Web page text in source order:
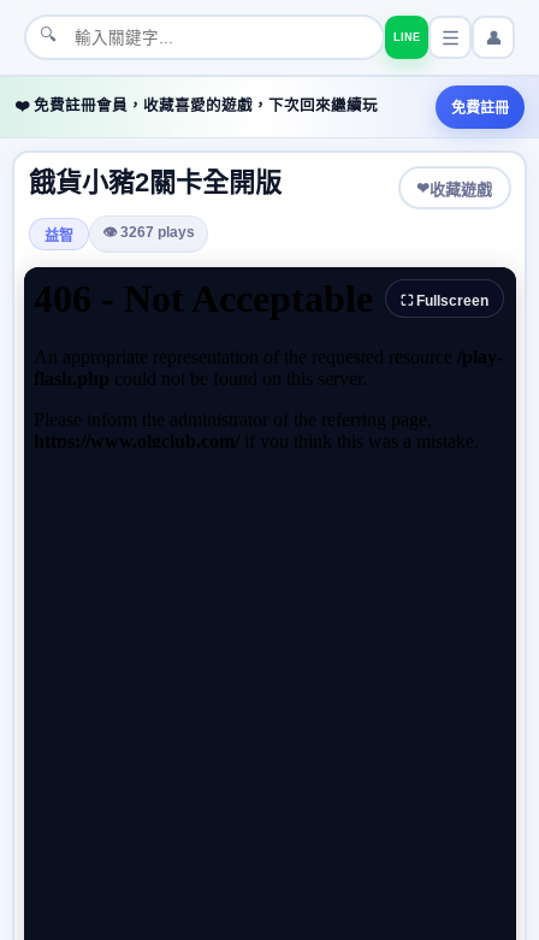
🔍 LINE 👤
❤️ 免費註冊會員，收藏喜愛的遊戲，下次回來繼續玩 免費註冊
餓貨小豬2關卡全開版 ❤收藏遊戲
益智 👁 3267 plays
⛶ Fullscreen